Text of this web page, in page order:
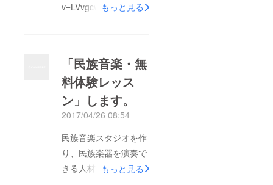
v=LVvgcvUZRBM
もっと見る
「民族音楽・無
料体験レッス
ン」します。
2017/04/26 08:54
民族音楽スタジオを作
り、民族楽器を演奏で
きる人材を育てたい。
もっと見る